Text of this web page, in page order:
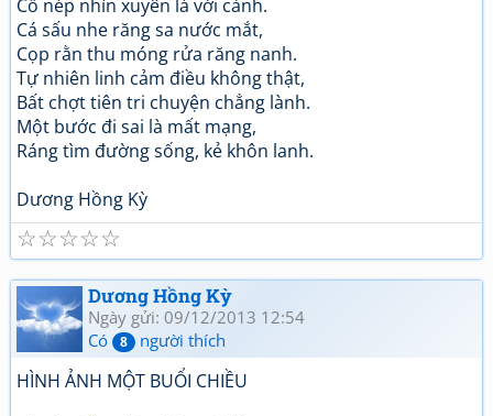
Cố nép nhìn xuyên lá với cành.
Cá sấu nhe răng sa nước mắt,
Cọp rằn thu móng rửa răng nanh.
Tự nhiên linh cảm điều không thật,
Bất chợt tiên tri chuyện chẳng lành.
Một bước đi sai là mất mạng,
Ráng tìm đường sống, kẻ khôn lanh.
Dương Hồng Kỳ
☆
☆
☆
☆
☆
Dương Hồng Kỳ
Ngày gửi: 09/12/2013 12:54
Có
8 người thích
HÌNH ẢNH MỘT BUỔI CHIỀU